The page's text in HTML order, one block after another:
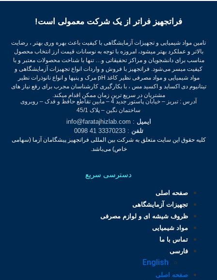
فراتجهیز فراتر از یک شرکت معمولی است!
تامین مواد شیمیایی و تجهیزات آزمایشگاهی با کیفیت باعث بهره وری بهتر ، رضایت
بالاتر و عملکرد بهتر میشود، امروزه با توجه به نوسانات قیمت ارز انتخاب محصول
مناسب برای دانشجویان و مراکز تحقیقاتی و… تنها با شناخت محصولات معتبر و با
کیفیت میسر می‌شود.فراتجهیز با فروش و واردات انواع تجهیزات آزمایشگاهی و
مواد شیمیایی و مواد مصرفی نظیر کاغذ pH مرک و پنپها و انواع نانوذرات نظیر
تیتانیوم دی اکساید و اکسید مس ، با بکارگیری کارشناسان مجرب برای رفع نیاز های
مشتریان در سریع ترین زمان ممکن اقدام میکند.
آدرس : تبریز – خیابان پاستور جدید 4 – مابین تقاطع حافظ و فدک – روبروی
ساختمان نگین – پلاک 45/1
ایمیل: info@faratajhizlab.com
تلفن: 33370233 41 0098
کلیه حقوق این سایت متعلق به شرکت بین المللی فراتجهیز پیشگامان آزما (سهامی
خاص) می‌باشد.
دسترسی سریع
صفحه اصلی
تجهیزات آزمایشگاهی
ظروف شیشه ای و لوازم مصرفی
مواد شیمیایی
تماس با ما
فارسی
English
صفحه اصلی